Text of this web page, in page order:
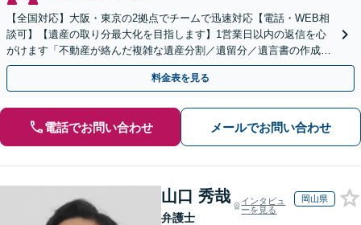
【全国対応】大阪・東京の2拠点でチームで迅速対応【電話・WEB相
談可】【遺産の取り分最大化を目指します】1営業日以内の返信を心
がけます「不動産が絡んだ複雑な遺産分割／遺留分／遺言書の作成・
執行／事業承継など、お任せください」【休日相談あり】
料金表を見る
電話でお問い合わせ メールでお問い合わせ
山口 秀哉
弁護士
インタビュ
ーを見る
岡山県